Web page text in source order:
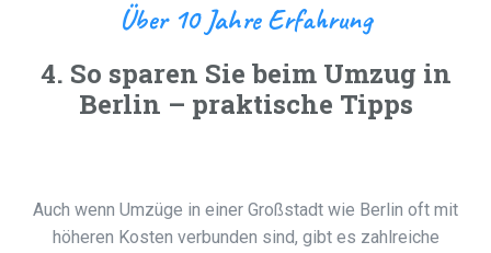
Über 10 Jahre Erfahrung
4. So sparen Sie beim Umzug in
Berlin – praktische Tipps
Auch wenn Umzüge in einer Großstadt wie Berlin oft mit
höheren Kosten verbunden sind, gibt es zahlreiche